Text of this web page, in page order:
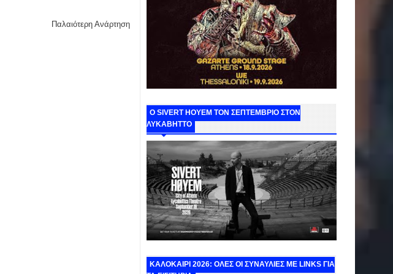
Παλαιότερη Ανάρτηση
Ο SIVERT HOYEM ΤΟΝ ΣΕΠΤΕΜΒΡΙΟ ΣΤΟΝ
ΛΥΚΑΒΗΤΤΟ
ΚΑΛΟΚΑΙΡΙ 2026: ΟΛΕΣ ΟΙ ΣΥΝΑΥΛΙΕΣ ΜΕ LINKS ΓΙΑ